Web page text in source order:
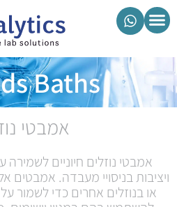
Baths
אמבטי
אמבטי נוזלים חיוניים
ויציבות בניסויי מעבדה.
או בנוזלים אחרים כדי לשמור